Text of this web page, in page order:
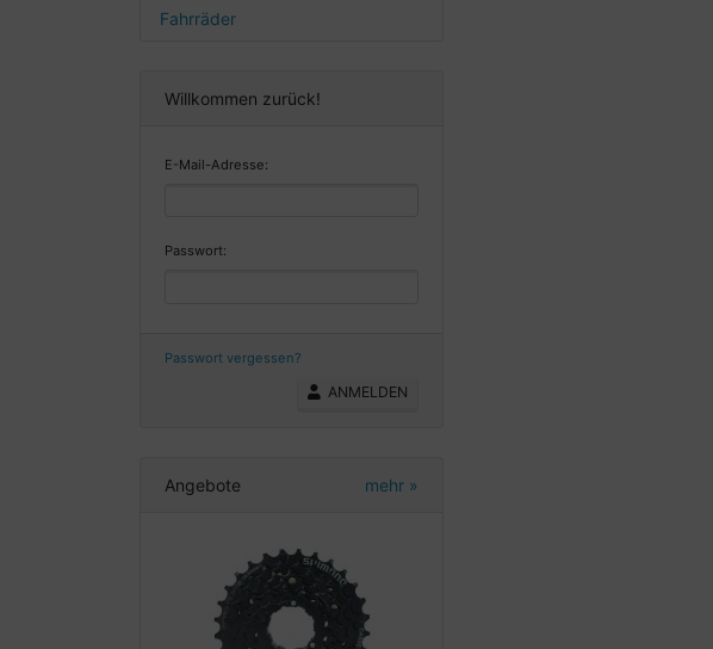
Fahrräder
Willkommen zurück!
E-Mail-Adresse:
Passwort:
Passwort vergessen?
ANMELDEN
Angebote mehr »